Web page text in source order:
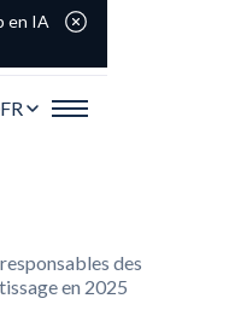
en IA
FR
des
en 2025